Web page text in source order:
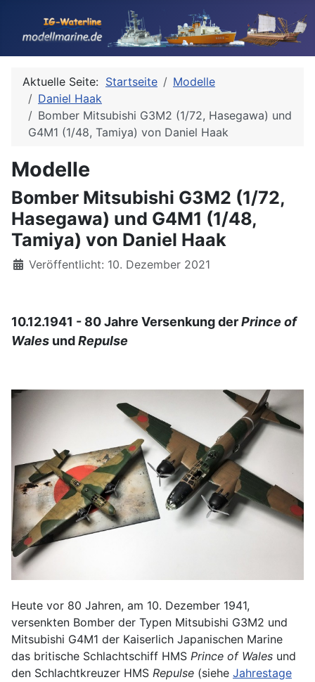
Aktuelle Seite: Startseite
Modelle
Daniel Haak
Bomber Mitsubishi G3M2 (1/72, Hasegawa) und
G4M1 (1/48, Tamiya) von Daniel Haak
Modelle
Bomber Mitsubishi G3M2 (1/72,
Hasegawa) und G4M1 (1/48,
Tamiya) von Daniel Haak
Details
Veröffentlicht: 10. Dezember 2021
10.12.1941 - 80 Jahre Versenkung derPrince of
Wales undRepulse
Heute vor 80 Jahren, am 10. Dezember 1941,
versenkten Bomber der Typen Mitsubishi G3M2 und
Mitsubishi G4M1 der Kaiserlich Japanischen Marine
das britische Schlachtschiff HMS Prince of Wales und
den Schlachtkreuzer HMS Repulse (siehe Jahrestage